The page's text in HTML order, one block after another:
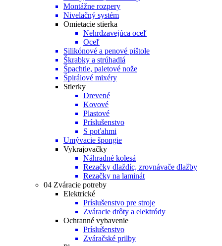
Montážne rozpery
Nivelačný systém
Omietacie stierka
Nehrdzavejúca oceľ
Oceľ
Silikónové a penové pištole
Škrabky a strúhadlá
Špachtle, paletové nože
Špirálové mixéry
Stierky
Drevené
Kovové
Plastové
Príslušenstvo
S poťahmi
Umývacie špongie
Vykrajovačky
Náhradné kolesá
Rezačky dlaždíc, zrovnávače dlažby
Rezačky na laminát
04 Zváracie potreby
Elektrické
Príslušenstvo pre stroje
Zváracie drôty a elektródy
Ochranné vybavenie
Príslušenstvo
Zváračské prilby